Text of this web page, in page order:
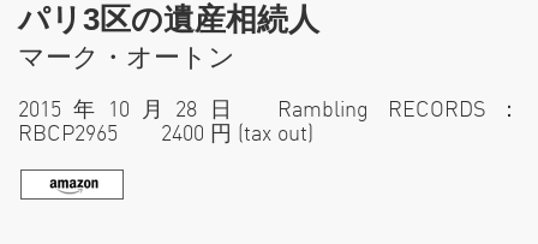
パリ3区の遺産相続人
マーク・オートン
2015年10月28日 Rambling RECORDS：
RBCP2965 2400 円 (tax out)